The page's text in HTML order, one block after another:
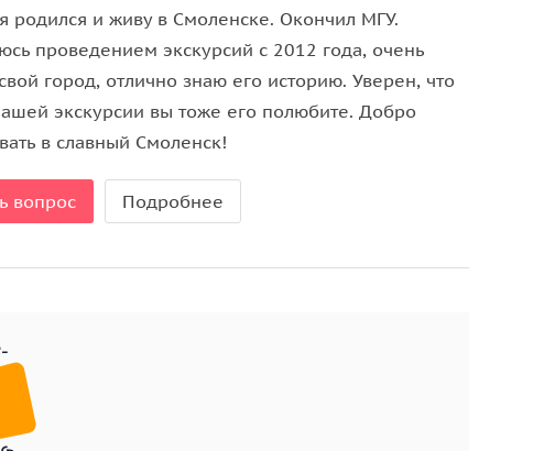
рассказывая о том, как он разбил татаро-
об отбитом у французов обозе?
они спрятаны?
деле!
родился и живу в Смоленске. Окончил МГУ.
проведением экскурсий с 2012 года, очень
город, отлично знаю его историю. Уверен, что
экскурсии вы тоже его полюбите. Добро
в славный Смоленск!
вопрос Подробнее